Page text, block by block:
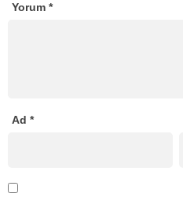
Yorum *
Ad *